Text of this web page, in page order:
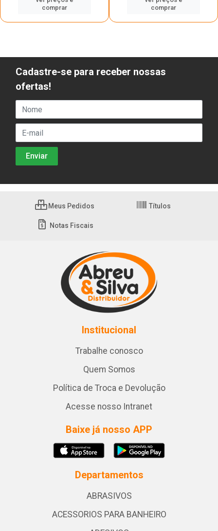
comprar
comprar
Cadastre-se para receber nossas
ofertas!
Meus Pedidos Títulos
Notas Fiscais
Institucional
Trabalhe conosco
Quem Somos
Política de Troca e Devolução
Acesse nosso Intranet
Baixe já nosso APP
Departamentos
ABRASIVOS
ACESSORIOS PARA BANHEIRO